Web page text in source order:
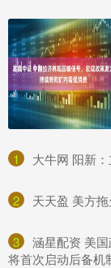
1 大牛网 阳新
2 天天盈 美方
3
涵星配资 美
将首次启动后备机